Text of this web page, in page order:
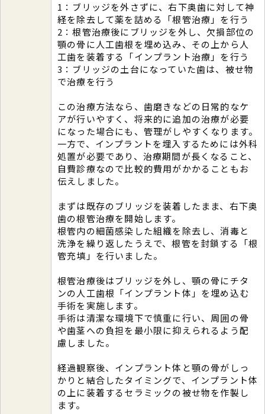
1：ブリッジを外さずに、右下奥歯に対して神
経を除去して薬を詰める「根管治療」を行う
2：根管治療後にブリッジを外し、欠損部位の
顎の骨に人工歯根を埋め込み、その上から人
工歯を装着する「インプラント治療」を行う
3：ブリッジの土台になっていた歯は、被せ物
で治療を行う
この治療方法なら、歯磨きなどの日常的なケ
アが行いやすく、将来的に追加の治療が必要
になった場合にも、管理がしやすくなります。
一方で、インプラントを埋入するためには外科
処置が必要であり、治療期間が長くなること、
自費診療なので比較的費用がかかることもお
伝えしました。
まずは既存のブリッジを装着したまま、右下奥
歯の根管治療を開始します。
根管内の細菌感染した組織を除去し、消毒と
洗浄を繰り返したうえで、根管を封鎖する「根
管充填」を行いました。
根管治療後はブリッジを外し、顎の骨にチタ
ンの人工歯根「インプラント体」を埋め込む
手術を実施します。
手術は清潔な環境下で慎重に行い、周囲の骨
や歯茎への負担を最小限に抑えられるよう配
慮しました。
経過観察後、インプラント体と顎の骨がしっ
かりと結合したタイミングで、インプラント体
の上に装着するセラミックの被せ物を作製し
ます。